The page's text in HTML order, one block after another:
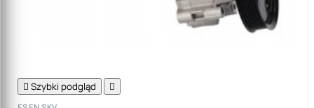
 Szybki podgląd 